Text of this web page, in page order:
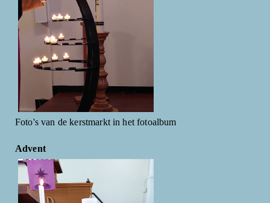
Foto's van de kerstmarkt in het fotoalbum
Advent